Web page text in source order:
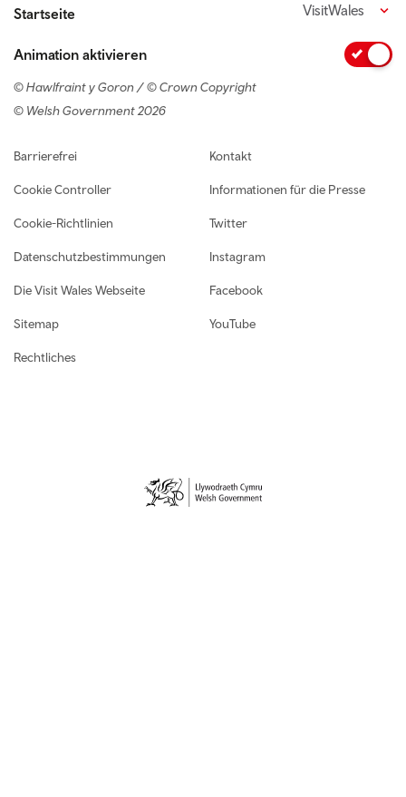
Startseite VisitWales
Animation aktivieren
© Hawlfraint y Goron / © Crown Copyright
© Welsh Government 2026
Footer navigation
Barrierefrei
Cookie Controller
Cookie-Richtlinien
Datenschutzbestimmungen
Die Visit Wales Webseite
Sitemap
Rechtliches
Kontakt
Informationen für die Presse
Twitter
Instagram
Facebook
YouTube